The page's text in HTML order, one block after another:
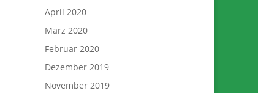
April 2020
März 2020
Februar 2020
Dezember 2019
November 2019